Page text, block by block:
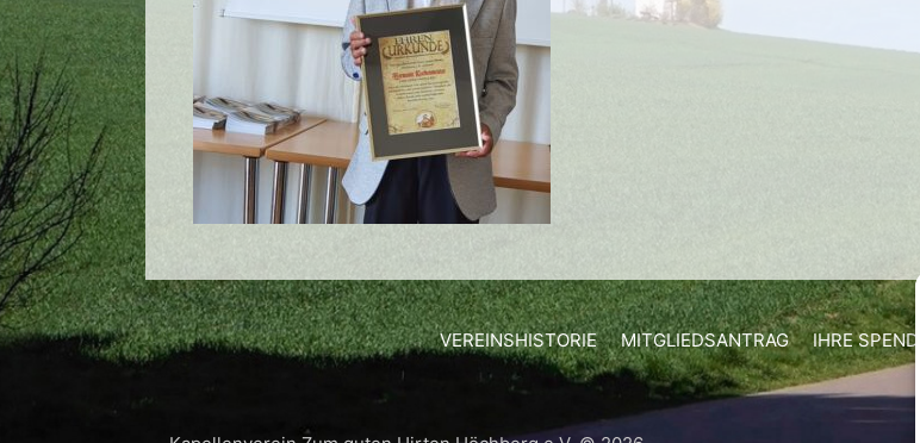
VEREINSHISTORIE MITGLIEDSANTRAG IHRE SPENDE